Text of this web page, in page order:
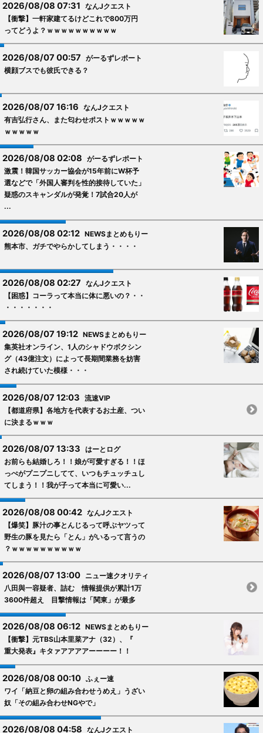
2026/08/08 07:31なんJクエスト
【衝撃】一軒家建てるけどこれで800万円
ってどうよ？ｗｗｗｗｗｗｗｗｗｗ
2026/08/07 00:57がーるずレポート
横顔ブスでも彼氏できる？
2026/08/07 16:16なんJクエスト
有吉弘行さん、また匂わせポストｗｗｗｗｗ
ｗｗｗｗｗ
2026/08/08 02:08がーるずレポート
激震！韓国サッカー協会が15年前にW杯予
選などで「外国人審判を性的接待していた」
疑惑のスキャンダルが発覚！7試合20人が
...
2026/08/08 02:12NEWSまとめもりー
熊本市、ガチでやらかしてしまう・・・・
2026/08/08 02:27なんJクエスト
【困惑】コーラって本当に体に悪いの？・・
・・・・・・・
2026/08/07 19:12NEWSまとめもりー
集英社オンライン、1人のシャドウボクシン
グ（43億注文）によって長期間業務を妨害
され続けていた模様・・・
2026/08/07 12:03流速VIP
【都道府県】各地方を代表するお土産、つい
に決まるｗｗｗ
2026/08/07 13:33はーとログ
お前らも結婚しろ！！娘が可愛すぎる！！ほ
っぺがプニプニしてて、いつもチュッチュし
てしまう！！我が子って本当に可愛い...
2026/08/08 00:42なんJクエスト
【爆笑】豚汁の事とんじるって呼ぶヤツって
野生の豚を見たら「とん」がいるって言うの
？ｗｗｗｗｗｗｗｗｗｗ
2026/08/07 13:00ニュー速クオリティ
八田與一容疑者、詰む 情報提供が累計1万
3600件超え 目撃情報は「関東」が最多
2026/08/08 06:12NEWSまとめもりー
【衝撃】元TBS山本里菜アナ（32）、『
重大発表』キタァアアアアーーーー！！
2026/08/08 00:10ふぇー速
ワイ「納豆と卵の組み合わせうめえ」うざい
奴「その組み合わせNGやで」
2026/08/08 04:58なんJクエスト